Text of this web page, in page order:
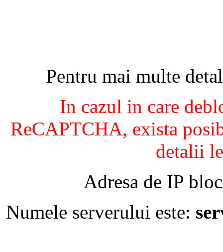
Pentru mai multe
In cazul in care
ReCAPTCHA, exista
detalii
Adresa de IP
Numele serverului este: